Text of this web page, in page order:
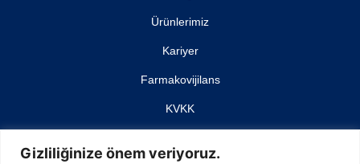
Gizliliğinize önem veriyoruz.
Ürünlerimiz
Kariyer
Farmakovijilans
KVKK